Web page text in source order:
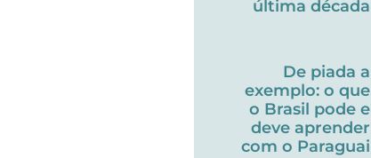
última década
De piada a
exemplo: o que
o Brasil pode e
deve aprender
com o Paraguai